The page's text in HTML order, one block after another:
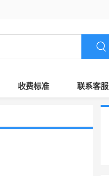
收费标准 联系客服